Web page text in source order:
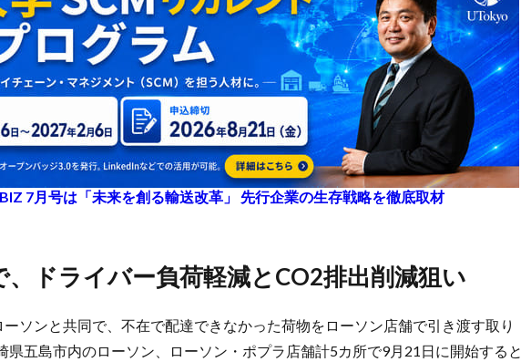
7月号は「未来を創る輸送改革」 先行企業の生存戦略を徹底取材
、ドライバー負荷軽減とCO2排出削減狙い
ソンと共同で、不在で配達できなかった荷物をローソン店舗で引き渡す取り
県五島市内のローソン、ローソン・ポプラ店舗計5カ所で9月21日に開始すると